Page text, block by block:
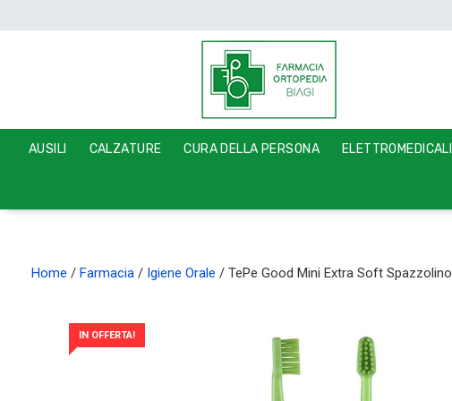
AUSILI CALZATURE CURA DELLA PERSONA ELETTROMEDICALI
Home / Farmacia / Igiene Orale / TePe Good Mini Extra Soft Spazzolino
IN OFFERTA!